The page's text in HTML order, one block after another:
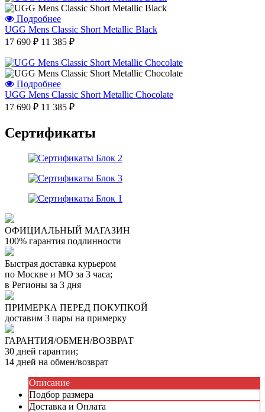
Подробнее
UGG Mens Classic Short Metallic Black
17 690 ₽ 11 385 ₽
Подробнее
UGG Mens Classic Short Metallic Сhocolate
17 690 ₽ 11 385 ₽
Сертификаты
ОФИЦИАЛЬНЫЙ МАГАЗИН
100% гарантия подлинности
Быстрая доставка курьером
по Москве и МО за 3 часа;
в Регионы за 3 дня
ПРИМЕРКА ПЕРЕД ПОКУПКОЙ
доставим 3 пары на примерку
ГАРАНТИЯ/ОБМЕН/ВОЗВРАТ
30 дней гарантии;
14 дней на обмен/возврат
Описание
Подбор размера
Доставка и Оплата